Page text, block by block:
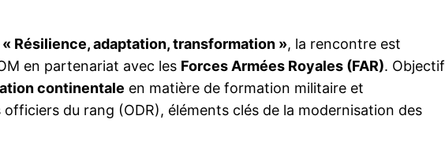
« Résilience, adaptation, transformation », la rencontre est
en partenariat avec les Forces Armées Royales (FAR). Objectif
continentale en matière de formation militaire et
officiers du rang (ODR), éléments clés de la modernisation des